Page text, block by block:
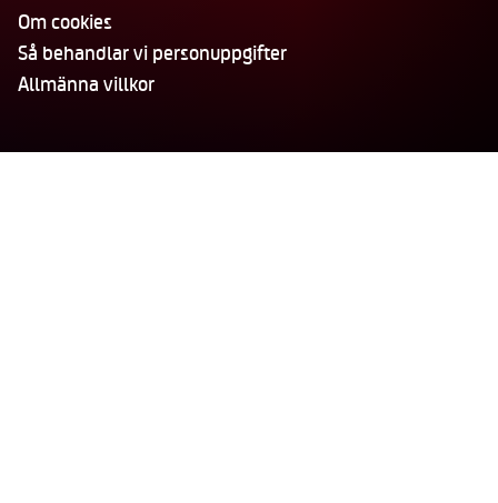
Om cookies
Så behandlar vi personuppgifter
Allmänna villkor